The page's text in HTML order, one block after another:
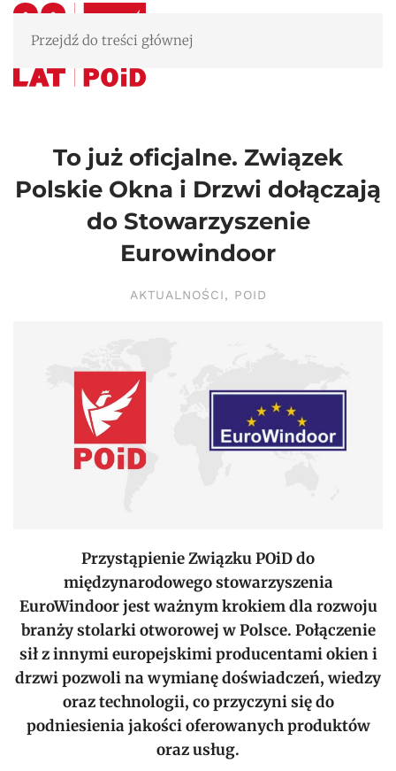
Przejdź do treści głównej
To już oficjalne. Związek
Polskie Okna i Drzwi dołączają
do Stowarzyszenie
Eurowindoor
AKTUALNOŚCI, POID
Przystąpienie Związku POiD do
międzynarodowego stowarzyszenia
EuroWindoor jest ważnym krokiem dla rozwoju
branży stolarki otworowej w Polsce. Połączenie
sił z innymi europejskimi producentami okien i
drzwi pozwoli na wymianę doświadczeń, wiedzy
oraz technologii, co przyczyni się do
podniesienia jakości oferowanych produktów
oraz usług.